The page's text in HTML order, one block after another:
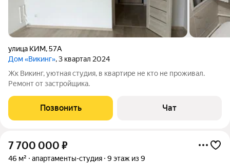
улица КИМ,57А
Дом «Викинг», 3 квартал 2024
Жк Викинг, уютная студия, в квартире не кто не проживал.
Ремонт от застройщика.
Позвонить Чат
7 700 000 ₽
46 м² апартаменты-студия 9 этаж из 9